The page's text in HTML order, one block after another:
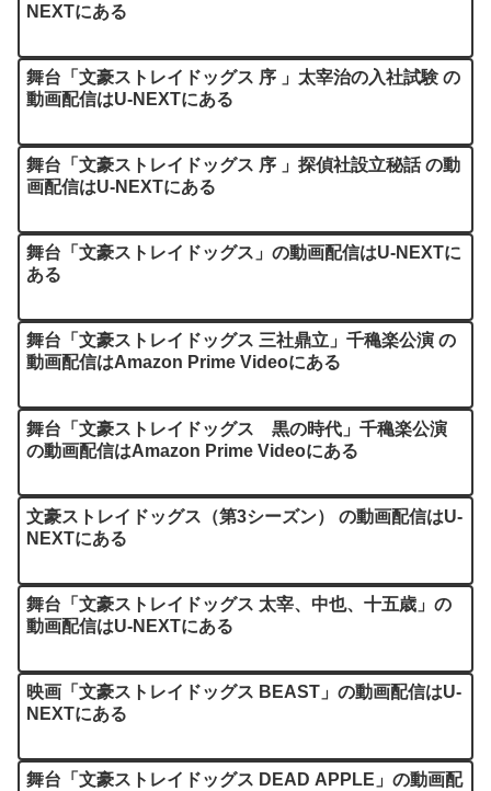
NEXTにある
舞台「文豪ストレイドッグス 序 」太宰治の入社試験 の
動画配信はU-NEXTにある
舞台「文豪ストレイドッグス 序 」探偵社設立秘話 の動
画配信はU-NEXTにある
舞台「文豪ストレイドッグス」の動画配信はU-NEXTに
ある
舞台「文豪ストレイドッグス 三社鼎立」千穐楽公演 の
動画配信はAmazon Prime Videoにある
舞台「文豪ストレイドッグス 黒の時代」千穐楽公演
の動画配信はAmazon Prime Videoにある
文豪ストレイドッグス（第3シーズン） の動画配信はU-
NEXTにある
舞台「文豪ストレイドッグス 太宰、中也、十五歳」の
動画配信はU-NEXTにある
映画「文豪ストレイドッグス BEAST」の動画配信はU-
NEXTにある
舞台「文豪ストレイドッグス DEAD APPLE」の動画配